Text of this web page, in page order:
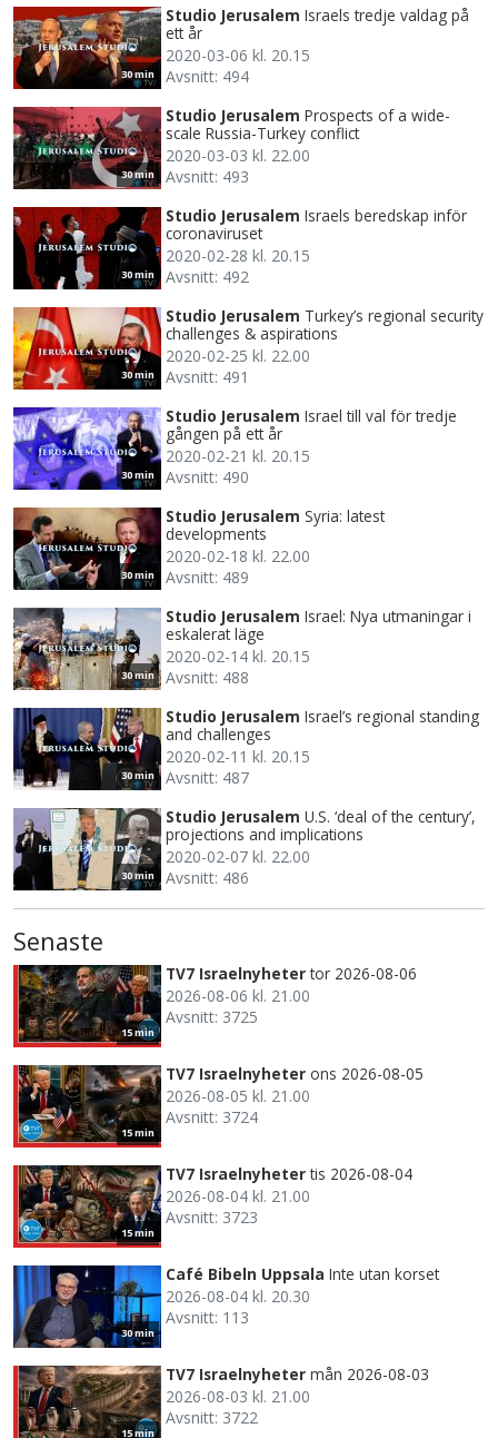
30 min
Studio Jerusalem Israels tredje valdag på
ett år
2020-03-06 kl. 20.15
Avsnitt: 494
30 min
Studio Jerusalem Prospects of a wide-
scale Russia-Turkey conflict
2020-03-03 kl. 22.00
Avsnitt: 493
30 min
Studio Jerusalem Israels beredskap inför
coronaviruset
2020-02-28 kl. 20.15
Avsnitt: 492
30 min
Studio Jerusalem Turkey’s regional security
challenges & aspirations
2020-02-25 kl. 22.00
Avsnitt: 491
30 min
Studio Jerusalem Israel till val för tredje
gången på ett år
2020-02-21 kl. 20.15
Avsnitt: 490
30 min
Studio Jerusalem Syria: latest
developments
2020-02-18 kl. 22.00
Avsnitt: 489
30 min
Studio Jerusalem Israel: Nya utmaningar i
eskalerat läge
2020-02-14 kl. 20.15
Avsnitt: 488
30 min
Studio Jerusalem Israel’s regional standing
and challenges
2020-02-11 kl. 20.15
Avsnitt: 487
30 min
Studio Jerusalem U.S. ‘deal of the century’,
projections and implications
2020-02-07 kl. 22.00
Avsnitt: 486
Senaste
15 min
TV7 Israelnyheter tor 2026-08-06
2026-08-06 kl. 21.00
Avsnitt: 3725
15 min
TV7 Israelnyheter ons 2026-08-05
2026-08-05 kl. 21.00
Avsnitt: 3724
15 min
TV7 Israelnyheter tis 2026-08-04
2026-08-04 kl. 21.00
Avsnitt: 3723
30 min
Café Bibeln Uppsala Inte utan korset
2026-08-04 kl. 20.30
Avsnitt: 113
15 min
TV7 Israelnyheter mån 2026-08-03
2026-08-03 kl. 21.00
Avsnitt: 3722